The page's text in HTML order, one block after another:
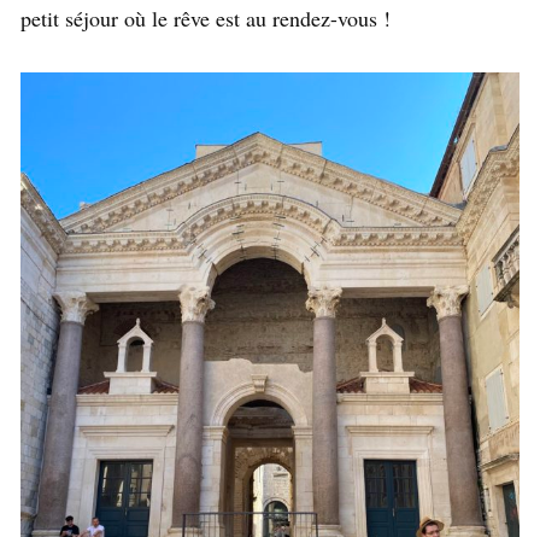
petit séjour où le rêve est au rendez-vous !